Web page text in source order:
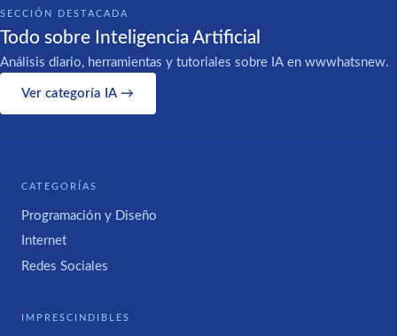
SECCIÓN DESTACADA
Todo sobre Inteligencia Artificial
Análisis diario, herramientas y tutoriales sobre IA en wwwhatsnew.
Ver categoría IA →
CATEGORÍAS
Programación y Diseño
Internet
Redes Sociales
IMPRESCINDIBLES